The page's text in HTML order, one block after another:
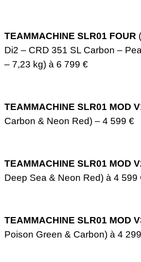
TEAMMACHINE SLR01 FOUR
Di2 – CRD 351 SL Carbon –
– 7,23 kg) à 6 799 €
TEAMMACHINE SLR01 MOD
Carbon & Neon Red) – 4 599 €
TEAMMACHINE SLR01 MOD
Deep Sea & Neon Red) à 4 599
TEAMMACHINE SLR01 MOD
Poison Green & Carbon) à 4